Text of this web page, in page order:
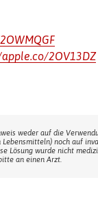
2OV13DZ
weder auf die
noch auf
Lösung wurde nicht
an einen Arzt.